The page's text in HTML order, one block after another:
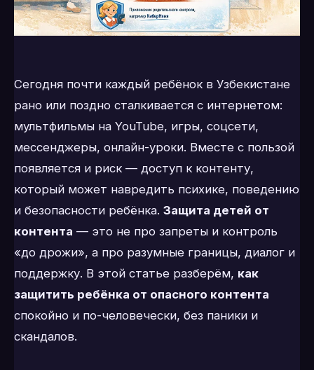
Сегодня почти каждый ребёнок в Узбекистане
рано или поздно сталкивается с интернетом:
мультфильмы на YouTube, игры, соцсети,
мессенджеры, онлайн-уроки. Вместе с пользой
появляется и риск — доступ к контенту,
который может навредить психике, поведению
и безопасности ребёнка. Защита детей от
контента — это не про запреты и контроль
«до дрожи», а про разумные границы, диалог и
поддержку. В этой статье разберём, как
защитить ребёнка от опасного контента
спокойно и по-человечески, без паники и
скандалов.